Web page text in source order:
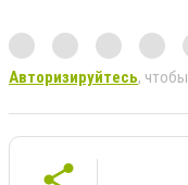
Авторизируйтесь,